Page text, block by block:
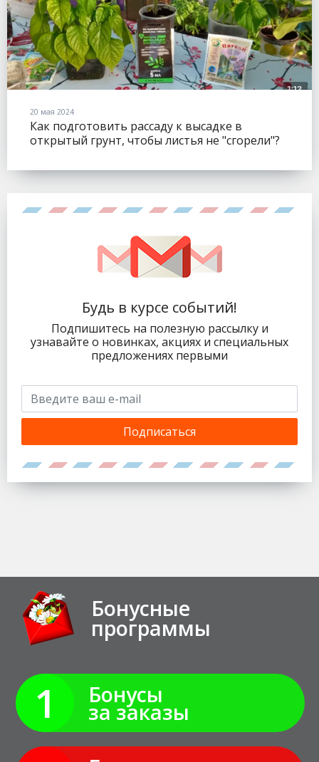
20 мая 2024
Как подготовить рассаду к высадке в
открытый грунт, чтобы листья не "сгорели"?
Будь в курсе событий!
Подпишитесь на полезную рассылку и
узнавайте о новинках, акциях и специальных
предложениях первыми
Подписаться
Бонусные
программы
1 Бонусы
за заказы